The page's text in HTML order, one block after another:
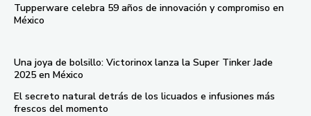
Tupperware celebra 59 años de innovación y compromiso en
México
Una joya de bolsillo: Victorinox lanza la Super Tinker Jade
2025 en México
El secreto natural detrás de los licuados e infusiones más
frescos del momento